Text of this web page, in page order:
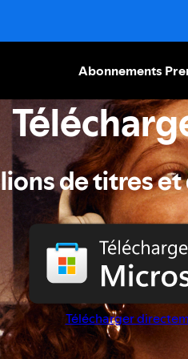
Abonnements
de titres
Télécharger